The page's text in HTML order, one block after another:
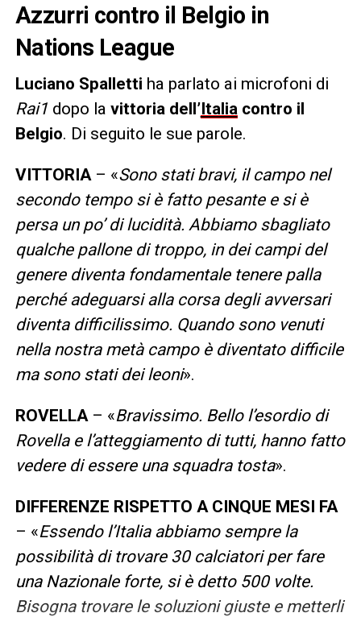
Azzurri contro il Belgio in
Nations League
Luciano Spalletti ha parlato ai microfoni di
Rai1 dopo la vittoria dell’Italia contro il
Belgio. Di seguito le sue parole.
VITTORIA– «Sono stati bravi, il campo nel
secondo tempo si è fatto pesante e si è
persa un po’ di lucidità. Abbiamo sbagliato
qualche pallone di troppo, in dei campi del
genere diventa fondamentale tenere palla
perché adeguarsi alla corsa degli avversari
diventa difficilissimo. Quando sono venuti
nella nostra metà campo è diventato difficile
ma sono stati dei leoni».
ROVELLA– «Bravissimo. Bello l’esordio di
Rovella e l’atteggiamento di tutti, hanno fatto
vedere di essere una squadra tosta».
DIFFERENZE RISPETTO A CINQUE MESI FA
– «Essendo l’Italia abbiamo sempre la
possibilità di trovare 30 calciatori per fare
una Nazionale forte, si è detto 500 volte.
Bisogna trovare le soluzioni giuste e metterli